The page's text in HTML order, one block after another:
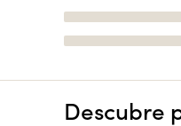
Descubre